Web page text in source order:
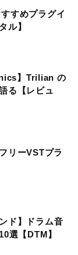
すめプラグイ
ル】
】Trilian の
る【レビュ
リーVSTプラ
ド】ドラム音
選【DTM】